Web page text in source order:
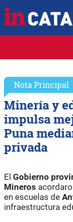
Nota Principal
Minería y
impulsa
Puna
privada
El Gobierno
Mineros
en escuelas de
infraestructura